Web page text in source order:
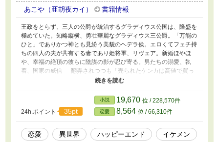
あこや（亜胡夜カイ） 書籍情報
王政をとらず、三人の公爵が統治するグラディウス公国は、隆盛を
極めていた。知略縦横、勇壮華麗なグラディウス三公爵。「万能の
ひと」でありかつ神とも見紛う美貌のヘデラ侯。エロくてフェチ持
ちの四人の夫が共有する妻であり姫将軍、リヴェア。新婚ほやほ
や、幸福の絶頂の彼らに陰謀の影が忍び寄る。男たちの溺愛、執
着、国家の威信──翻弄されつつも「売られたケンカは高値で買っ
てやる！」とばかりに敢然と立ち向かう姫将軍と、彼女に身も心も
捧げると決めた親衛隊長・アルフの物語。 「泣き寝入りして目覚
めたらマッパでした～溺愛三公爵と氷の騎士～」の続編です。今回
のお話だけでもお楽しみ頂けるよう書いてはおりますが、「泣き寝
入り～」をお読み頂いてからのほうがより人物の背景などご理解が
深まり、お楽しみ倍増と思います！ 不定期更新となりますが、よ
ろしくお願い致します。
24h.ポイント 35pt
小説 19,670 位 / 228,570件
恋愛 8,564 位 / 66,310件
恋愛 異世界 ハッピーエンド
イケメン